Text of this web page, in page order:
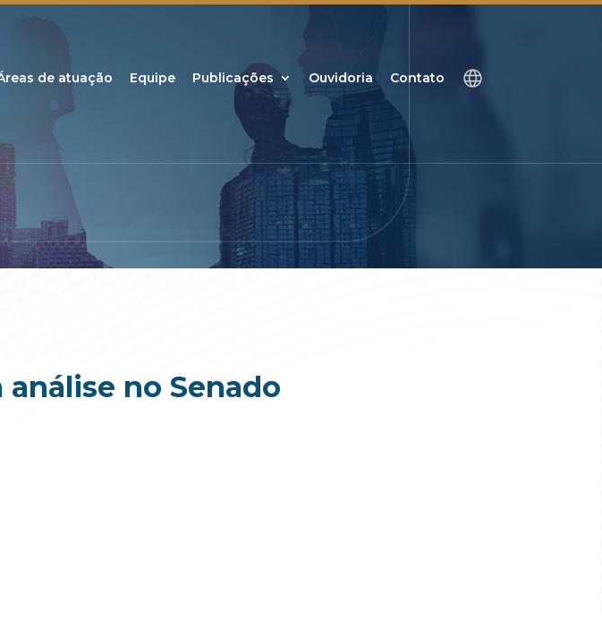
de atuação Equipe Publicações Ouvidoria Contato
no Senado